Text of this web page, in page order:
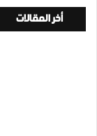
أخر المقالات